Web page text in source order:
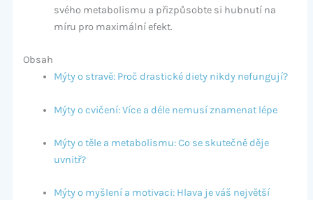
svého metabolismu a přizpůsobte si hubnutí na
míru pro maximální efekt.
Obsah
Mýty o stravě: Proč drastické diety nikdy nefungují?
Mýty o cvičení: Více a déle nemusí znamenat lépe
Mýty o těle a metabolismu: Co se skutečně děje
uvnitř?
Mýty o myšlení a motivaci: Hlava je váš největší